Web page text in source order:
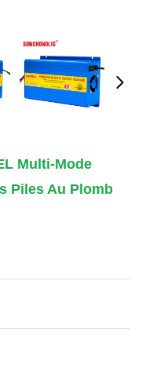
Multi-Mode
Piles Au Plomb